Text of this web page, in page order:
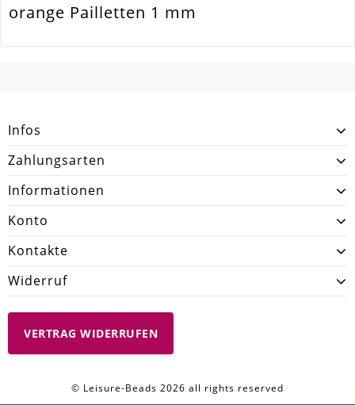
orange Pailletten 1 mm
Infos
Zahlungsarten
Informationen
Konto
Kontakte
Widerruf
VERTRAG WIDERRUFEN
© Leisure-Beads 2026 all rights reserved